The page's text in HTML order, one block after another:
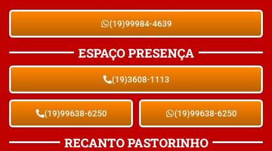
(19)99984-4639
ESPAÇO PRESENÇA
(19)3608-1113
(19)99638-6250 (19)99638-6250
RECANTO PASTORINHO